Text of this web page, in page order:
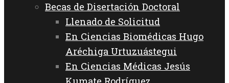
Becas de Disertación Doctoral
Llenado de Solicitud
En Ciencias Biomédicas Hugo
Aréchiga Urtuzuástegui
En Ciencias Médicas Jesús